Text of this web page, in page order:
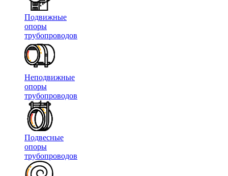
Подвижные
опоры
трубопроводов
Неподвижные
опоры
трубопроводов
Подвесные
опоры
трубопроводов